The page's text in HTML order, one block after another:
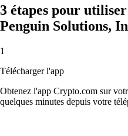
3 étapes pour
Penguin Solutions,
1
Télécharger l'app
Obtenez l'app Crypto.com sur
quelques minutes depuis votre